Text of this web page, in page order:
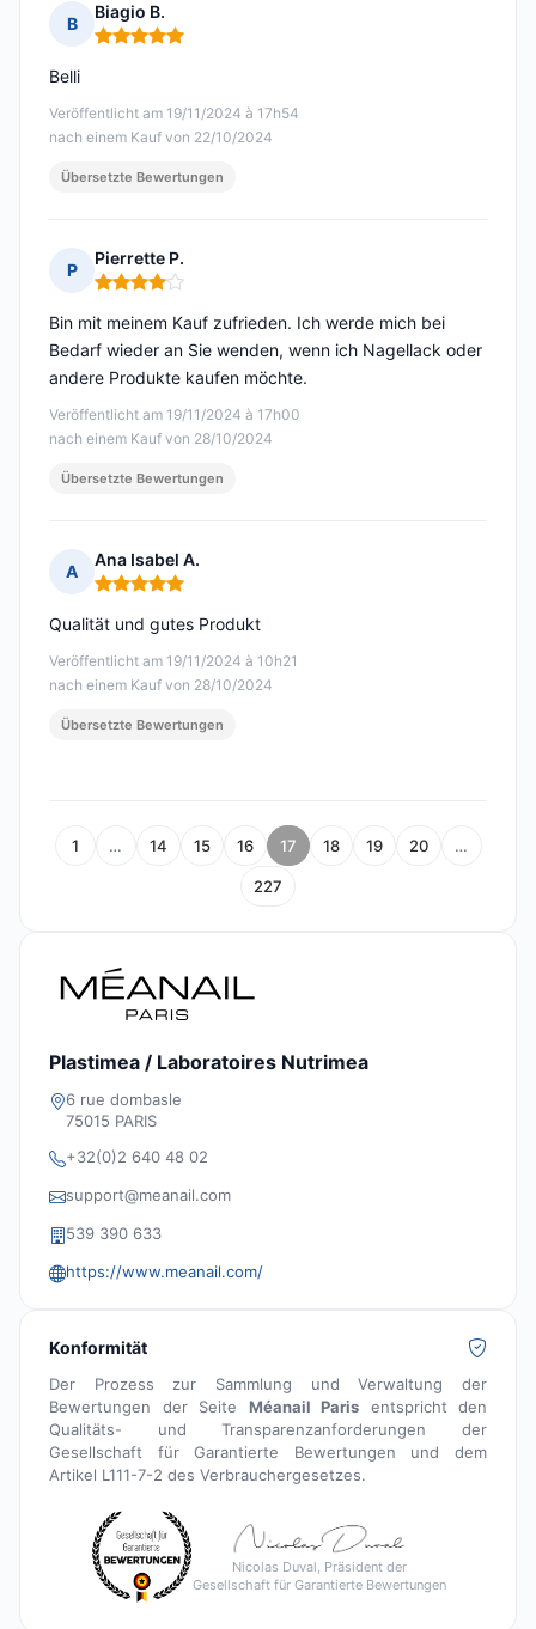
B
Biagio B.
Hinweis: 5 von 5
Veröffentlicht am 19/11/2024 à 17h54
nach einem Kauf von 22/10/2024
Belli
Übersetzte Bewertungen
P
Pierrette P.
Hinweis: 4 von 5
Veröffentlicht am 19/11/2024 à 17h00
nach einem Kauf von 28/10/2024
Bin mit meinem Kauf zufrieden. Ich werde mich bei
Bedarf wieder an Sie wenden, wenn ich Nagellack oder
andere Produkte kaufen möchte.
Übersetzte Bewertungen
A
Ana Isabel A.
Hinweis: 5 von 5
Veröffentlicht am 19/11/2024 à 10h21
nach einem Kauf von 28/10/2024
Qualität und gutes Produkt
Übersetzte Bewertungen
1 … 14 15 16 17 18 19 20 …
227
Plastimea / Laboratoires Nutrimea
6 rue dombasle
75015 PARIS
+32(0)2 640 48 02
support@meanail.com
539 390 633
https://www.meanail.com/
Konformität
Der Prozess zur Sammlung und Verwaltung der
Bewertungen der Seite Méanail Paris entspricht den
Qualitäts- und Transparenzanforderungen der
Gesellschaft für Garantierte Bewertungen und dem
Artikel L111-7-2 des Verbrauchergesetzes.
Nicolas Duval, Präsident der
Gesellschaft für Garantierte Bewertungen